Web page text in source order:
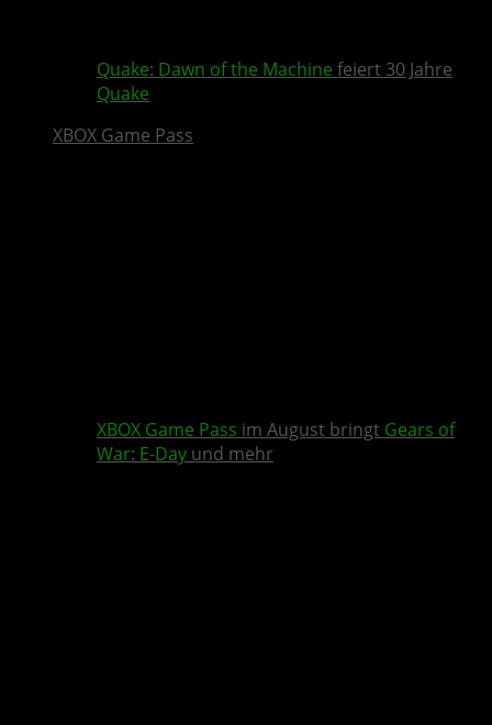
Quake: Dawn of the Machine feiert 30 Jahre
Quake
XBOX Game Pass
XBOX Game Pass im August bringt Gears of
War: E-Day und mehr